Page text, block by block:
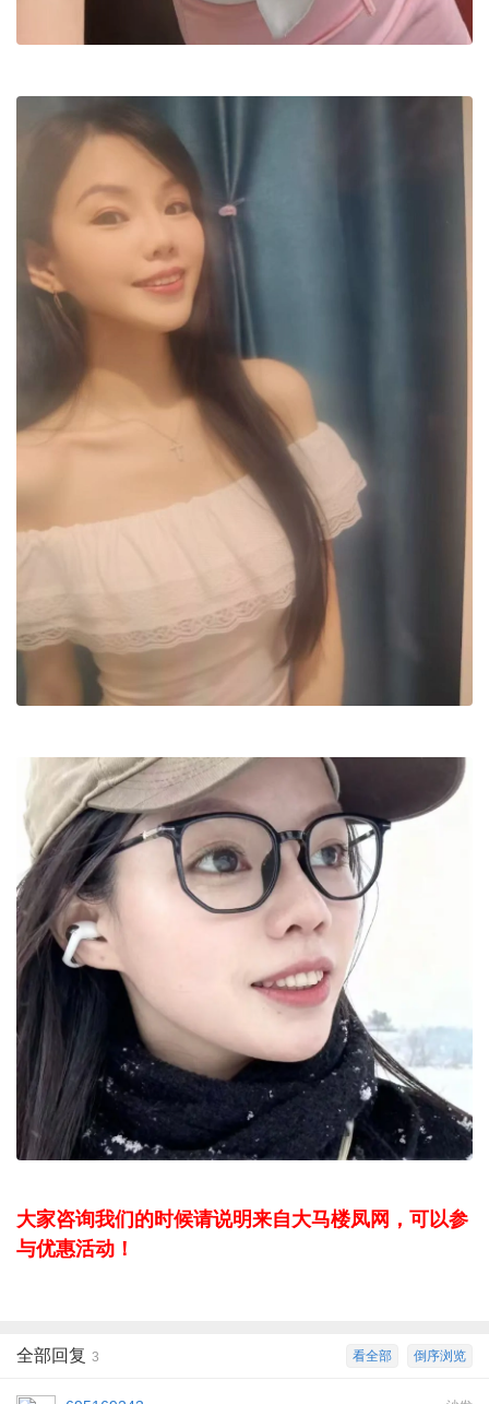
大家咨询我们的时候请说明来自大马楼凤网，可以参
与优惠活动！
倒序浏览
看全部
全部回复 3